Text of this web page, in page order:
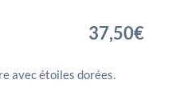
37,50€
avec étoiles dorées.